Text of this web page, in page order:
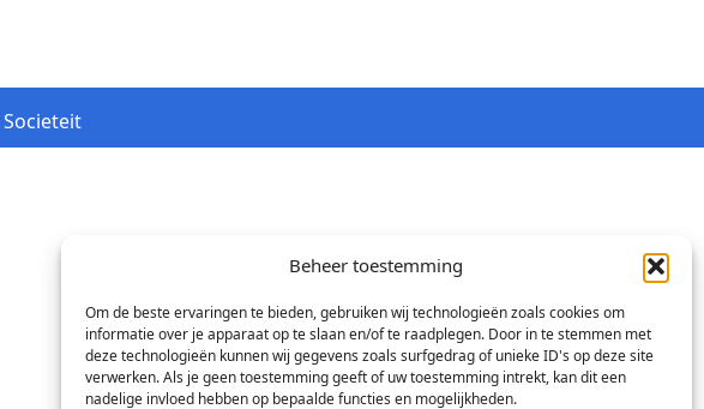
Beheer toestemming
Om de beste ervaringen te bieden, gebruiken wij technologieën zoals cookies om
informatie over je apparaat op te slaan en/of te raadplegen. Door in te stemmen met
deze technologieën kunnen wij gegevens zoals surfgedrag of unieke ID's op deze site
verwerken. Als je geen toestemming geeft of uw toestemming intrekt, kan dit een
nadelige invloed hebben op bepaalde functies en mogelijkheden.